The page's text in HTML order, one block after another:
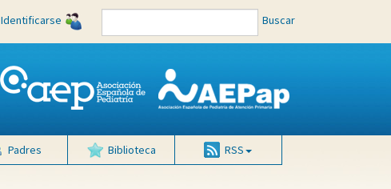
Identificarse Buscar
Padres Biblioteca RSS